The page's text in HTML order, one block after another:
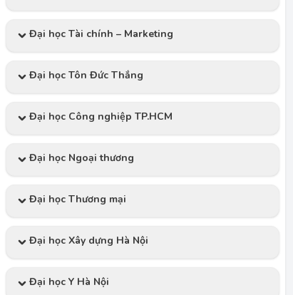
Đại học Tài chính – Marketing
Đại học Tôn Đức Thắng
Đại học Công nghiệp TP.HCM
Đại học Ngoại thương
Đại học Thương mại
Đại học Xây dựng Hà Nội
Đại học Y Hà Nội